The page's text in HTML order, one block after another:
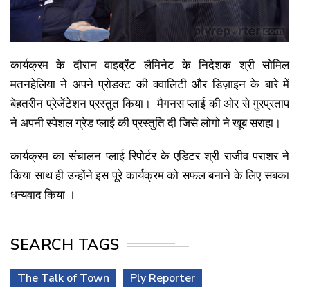
कार्यक्रम के दौरान वाइब्रेंट लैमिनेट के निदेशक श्री सोमिल
मतनहेलिया ने अपने प्रोडक्ट की क्वालिटी और डिज़ाइन के बारे में
बेहतरीन प्रेजेंटेशन प्रस्तुत किया। मैगनस प्लाई की ओर से गुरप्रताप
ने अपनी स्पेशल ग्रेड प्लाई की प्रस्तुति दी जिसे लोगो ने खूब सराहा।
कार्यक्रम का संचालन प्लाई रिपोर्टर के एडिटर श्री राजीव पराशर ने
किया साथ ही उन्होंने इस पूरे कार्यक्रम को सफल बनाने के लिए सबका
धन्यवाद किया ।
SEARCH TAGS
The Talk of Town
Ply Reporter